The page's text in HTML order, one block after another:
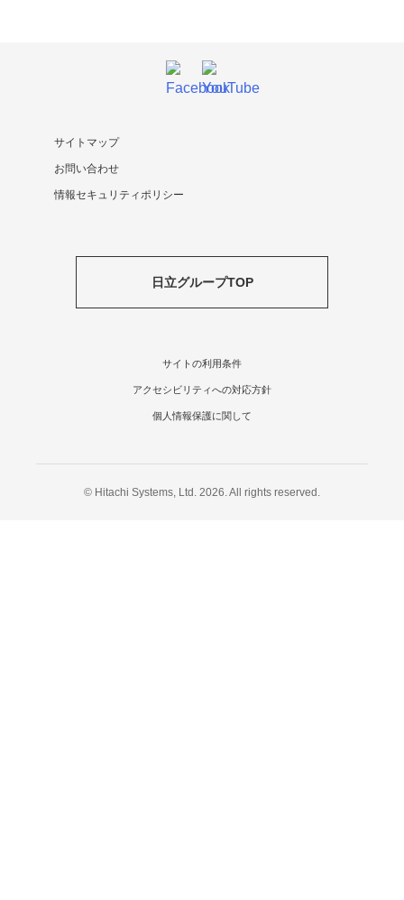
日立グループTOP
© Hitachi Systems, Ltd. 2026. All rights reserved.
サイトマップ
お問い合わせ
情報セキュリティポリシー
サイトの利用条件
アクセシビリティへの対応方針
個人情報保護に関して